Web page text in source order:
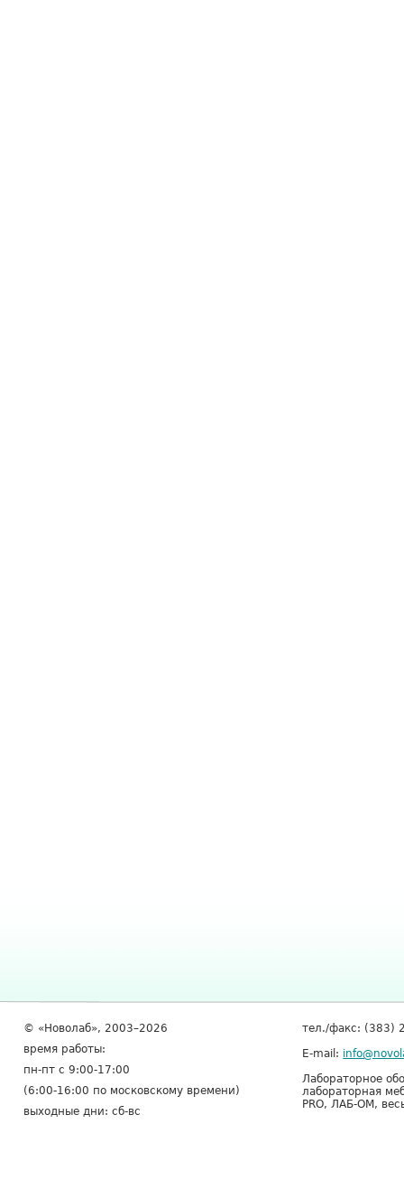
© «Новолаб», 2003–2026
время работы:
пн-пт с 9:00-17:00
(6:00-16:00 по московскому времени)
выходные дни: сб-вс
тел./факс: (383)
E-mail:
Лабораторное
лабораторная
PRO, ЛАБ-ОМ,